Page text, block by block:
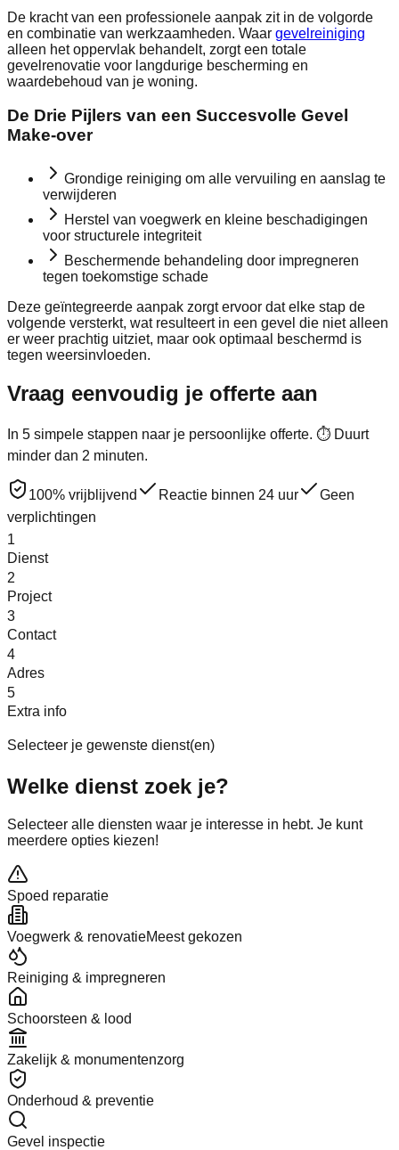
De kracht van een professionele aanpak zit in de volgorde
en combinatie van werkzaamheden. Waar gevelreiniging
alleen het oppervlak behandelt, zorgt een totale
gevelrenovatie voor langdurige bescherming en
waardebehoud van je woning.
De Drie Pijlers van een Succesvolle Gevel
Make-over
Grondige reiniging om alle vervuiling en aanslag te
verwijderen
Herstel van voegwerk en kleine beschadigingen
voor structurele integriteit
Beschermende behandeling door impregneren
tegen toekomstige schade
Deze geïntegreerde aanpak zorgt ervoor dat elke stap de
volgende versterkt, wat resulteert in een gevel die niet alleen
er weer prachtig uitziet, maar ook optimaal beschermd is
tegen weersinvloeden.
Vraag eenvoudig je offerte aan
In 5 simpele stappen naar je persoonlijke offerte. ⏱ Duurt
minder dan 2 minuten.
100% vrijblijvend Reactie binnen 24 uur
Geen
verplichtingen
1
Dienst
2
Project
3
Contact
4
Adres
5
Extra info
Selecteer je gewenste dienst(en)
Welke dienst zoek je?
Selecteer alle diensten waar je interesse in hebt. Je kunt
meerdere opties kiezen!
Spoed reparatie
Voegwerk & renovatieMeest gekozen
Reiniging & impregneren
Schoorsteen & lood
Zakelijk & monumentenzorg
Onderhoud & preventie
Gevel inspectie